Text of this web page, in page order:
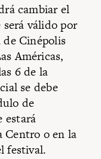
cambiar el
válido por
Cinépolis
Américas,
6 de la
se debe
de
estará
Centro o en la
festival.